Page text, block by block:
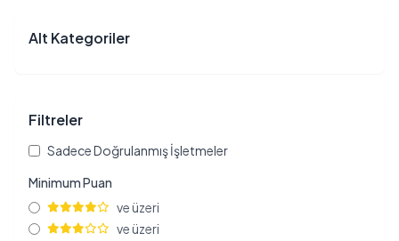
Alt Kategoriler
Filtreler
Sadece Doğrulanmış İşletmeler
Minimum Puan
ve üzeri
ve üzeri